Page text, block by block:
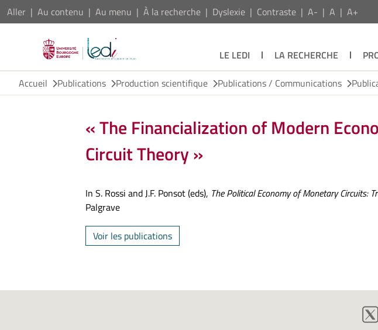
Aller Au contenu Au menu À la recherche Dyslexie Contraste A- A A+
LE LEDI LA RECHERCHE
Accueil
Publications Production scientifique Publications / Communications
« The Financialization of Modern
Circuit Theory »
In S. Rossi and J.F. Ponsot (eds), The Political Economy of Monetary Circuits:
Palgrave
Voir les publications